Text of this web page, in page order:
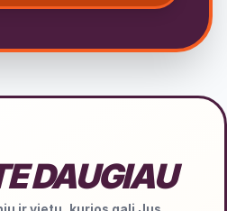
DAUGIAU